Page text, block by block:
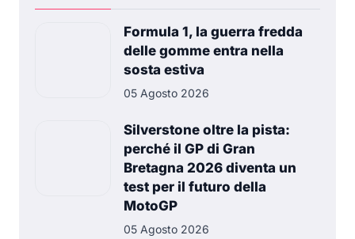
Formula 1, la guerra fredda
delle gomme entra nella
sosta estiva
05 Agosto 2026
Silverstone oltre la pista:
perché il GP di Gran
Bretagna 2026 diventa un
test per il futuro della
MotoGP
05 Agosto 2026